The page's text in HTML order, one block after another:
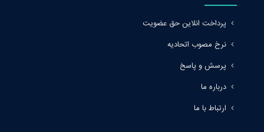
پرداخت انلاین حق عضویت
نرخ مصوب اتحادیه
پرسش و پاسخ
درباره ما
ارتباط با ما